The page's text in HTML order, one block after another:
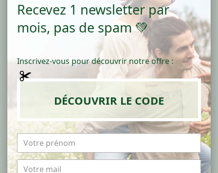
Recevez 1 newsletter par
mois, pas de spam 💚
Inscrivez-vous pour découvrir notre offre :
DÉCOUVRIR LE CODE